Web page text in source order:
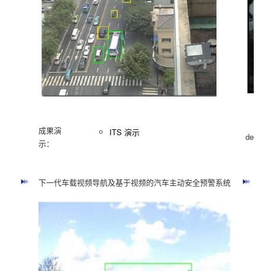
成果演
示：
ITS 演示
下一代车载视频导航及基于视频的汽车主动安全预警系统